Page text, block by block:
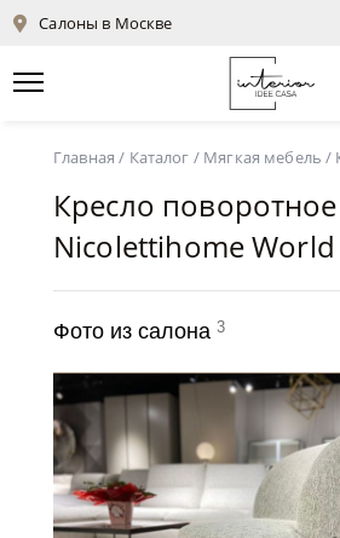
Салоны в Москве
Главная / Каталог / Мягкая мебель /
Кресло поворотное
Nicolettihome World
Фото из салона 3